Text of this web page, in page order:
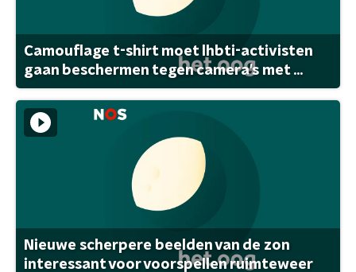
Camouflage t-shirt moet lhbti-activisten
gaan beschermen tegen camera's met ...
Nieuwe scherpere beelden van de zon
interessant voor voorspellen ruimteweer